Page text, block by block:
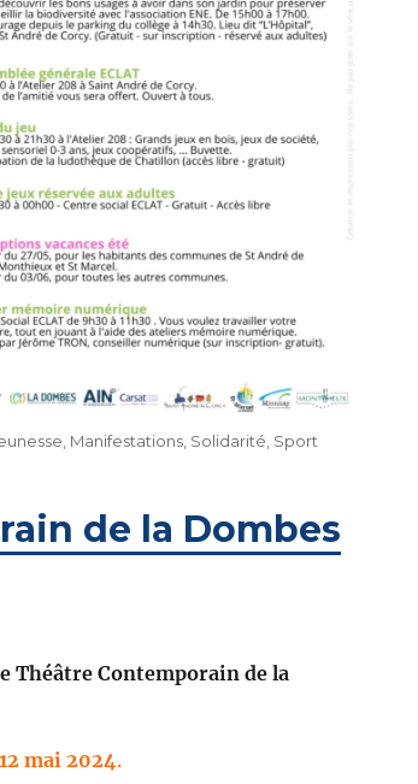
Manifestations, Solidarité Sport
de la Dombes
Théâtre Contemporain de la
mai 2024.